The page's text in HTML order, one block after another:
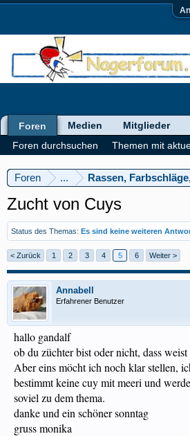
Foren ... Rassen,
Zucht von Cuys
Status des Themas: Es sind keine weiteren
< Zurück 1 2 3 4 5 6 Weiter >
Annabell
Erfahrener Benutzer
hallo gandalf
ob du züchter bist oder nicht, dass
Aber eins möcht ich noch klar stellen,
bestimmt keine cuy mit meeri und
soviel zu dem thema.
danke und ein schöner sonntag
gruss monika
Foren
Foren durchsuchen
Themen mit
Medien Mitglieder